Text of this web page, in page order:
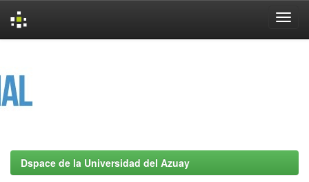
Dspace de la Universidad del Azuay